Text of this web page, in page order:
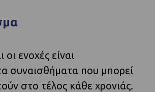
οι ενοχές είναι
συναισθήματα που μπορεί
στο τέλος κάθε χρονιάς.